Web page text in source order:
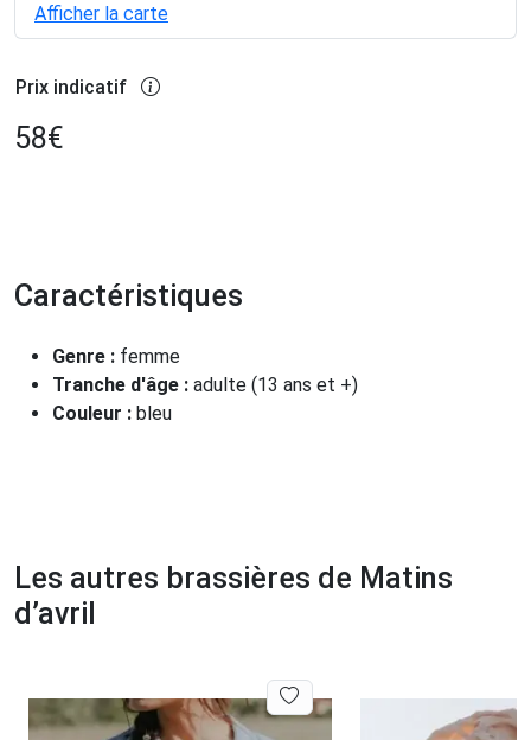
Afficher la carte
Prix indicatif
58€
Caractéristiques
Genre : femme
Tranche d'âge : adulte (13 ans et +)
Couleur : bleu
Les autres brassières de Matins
d’avril